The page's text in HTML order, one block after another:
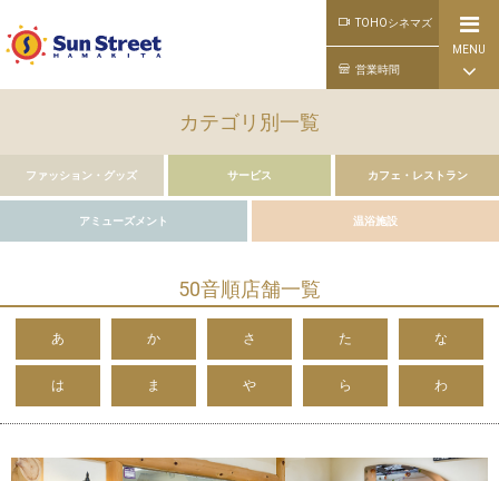
TOHOシネマズ
営業時間
MENU
公式ライン
カテゴリ別一覧
ファッション・グッズ サービス カフェ・レストラン
アミューズメント 温浴施設
50音順店舗一覧
あ か さ た な
は ま や ら わ